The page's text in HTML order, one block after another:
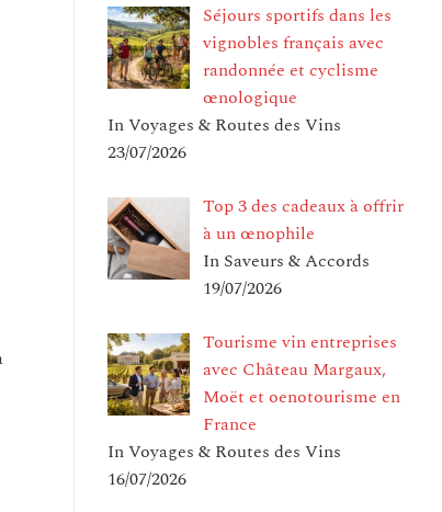
Séjours sportifs dans les
vignobles français avec
randonnée et cyclisme
œnologique
In Voyages & Routes des Vins
23/07/2026
Top 3 des cadeaux à offrir
à un œnophile
In Saveurs & Accords
19/07/2026
Tourisme vin entreprises
avec Château Margaux,
Moët et oenotourisme en
France
In Voyages & Routes des Vins
16/07/2026